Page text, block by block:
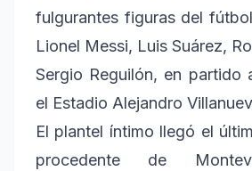
fulgurantes figuras del
Lionel Messi, Luis Suárez,
Sergio Reguilón, en partido
el Estadio Alejandro
El plantel íntimo llegó el
procedente de